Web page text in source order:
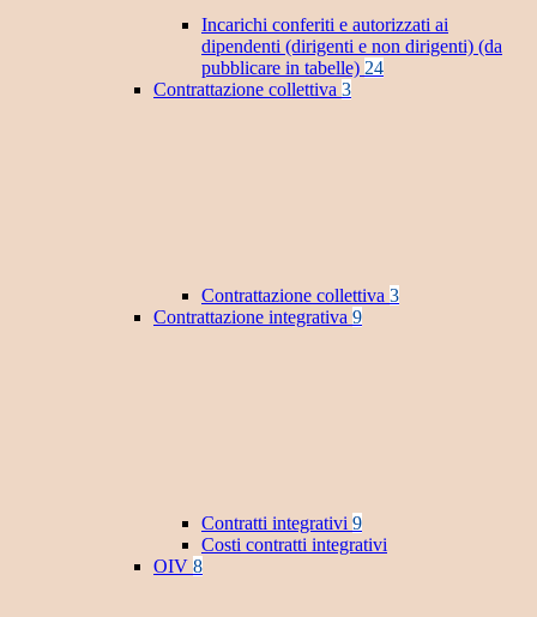
Incarichi conferiti e autorizzati ai
dipendenti (dirigenti e non dirigenti) (da
pubblicare in tabelle) 24
Contrattazione collettiva 3
Contrattazione collettiva 3
Contrattazione integrativa 9
Contratti integrativi 9
Costi contratti integrativi
OIV 8